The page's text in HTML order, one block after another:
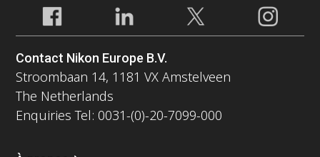
Contact Nikon Europe B.V.
Stroombaan 14, 1181 VX Amstelveen
The Netherlands
Enquiries Tel: 0031-(0)-20-7099-000